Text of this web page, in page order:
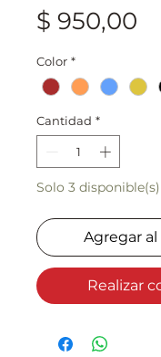
$ 950,00
Color *
Cantidad *
Solo 3 disponible(s)
Agregar
Realizar